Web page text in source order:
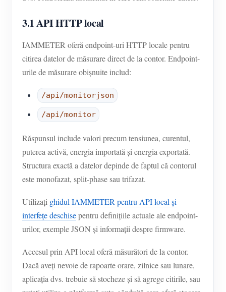
3.1 API HTTP local
IAMMETER oferă endpoint-uri HTTP locale pentru
citirea datelor de măsurare direct de la contor. Endpoint-
urile de măsurare obișnuite includ:
/api/monitorjson
/api/monitor
Răspunsul include valori precum tensiunea, curentul,
puterea activă, energia importată și energia exportată.
Structura exactă a datelor depinde de faptul că contorul
este monofazat, split-phase sau trifazat.
Utilizați ghidul IAMMETER pentru API local și
interfețe deschisepentru definițiile actuale ale endpoint-
urilor, exemple JSON și informații despre firmware.
Accesul prin API local oferă măsurători de la contor.
Dacă aveți nevoie de rapoarte orare, zilnice sau lunare,
aplicația dvs. trebuie să stocheze și să agrege citirile, sau